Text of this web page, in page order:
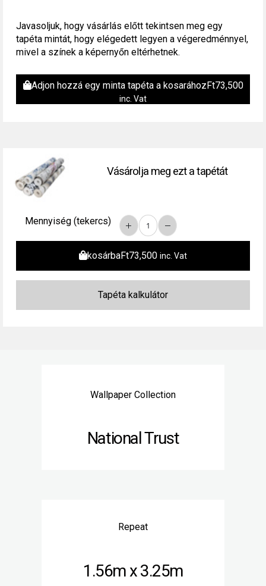
Javasoljuk, hogy vásárlás előtt tekintsen meg egy
tapéta mintát, hogy elégedett legyen a végeredménnyel,
mivel a színek a képernyőn eltérhetnek.
Adjon hozzá egy minta tapéta a kosarához Ft73,500
inc. Vat
Vásárolja meg ezt a tapétát
Mennyiség (tekercs)
kosárbaFt73,500 inc. Vat
Wallpaper Collection
National Trust
Repeat
1.56m x 3.25m